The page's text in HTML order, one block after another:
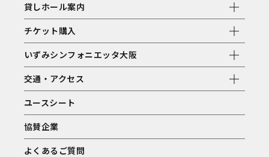
貸しホール案内
チケット購入
いずみシンフォニエッタ大阪
交通・アクセス
ユースシート
協賛企業
よくあるご質問